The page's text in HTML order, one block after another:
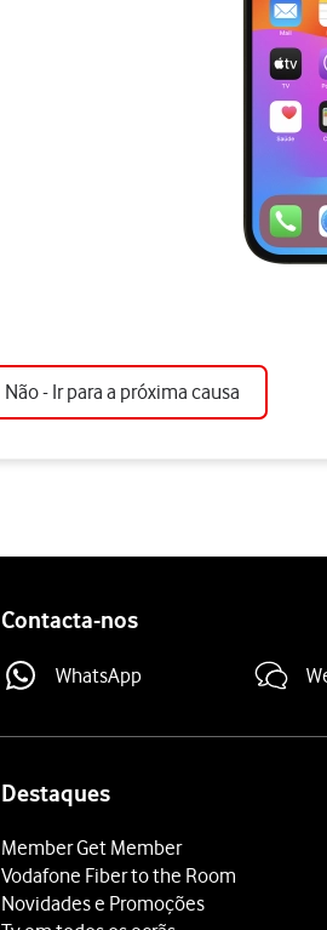
Não - Ir para a próxima causa
Contacta-nos
WhatsApp
Destaques
Member Get Member
Vodafone Fiber to the Room
Novidades e Promoções